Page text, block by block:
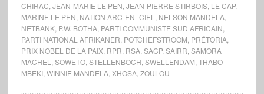
CHIRAC JEAN-MARIE LE PEN JEAN-PIERRE STIRBOIS, LE CAP,
MARINE LE PEN NATION ARC-EN- CIEL NELSON MANDELA,
NETBANK, P.W. BOTHA, PARTI COMMUNISTE SUD AFRICAIN
PARTI NATIONAL AFRIKANER POTCHEFSTROOM PRÉTORIA,
PRIX NOBEL DE LA PAIX, RPR RSA, SACP, SAIRR SAMORA
MACHEL
SOWETO, STELLENBOCH SWELLENDAM THABO
MBEKI, WINNIE MANDELA, XHOSA, ZOULOU